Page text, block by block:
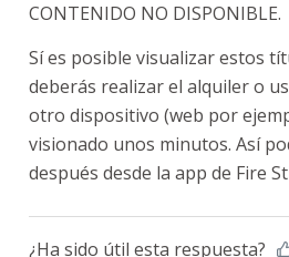
CONTENIDO NO DISPONIBLE.
Sí es posible visualizar estos
deberás realizar el alquiler o
otro dispositivo (web por
visionado unos minutos. Así
después desde la app de Fire
¿Ha sido útil esta respuesta?